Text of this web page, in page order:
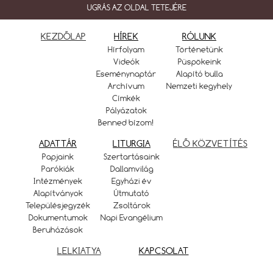
UGRÁS AZ OLDAL TETEJÉRE
KEZDŐLAP HÍREK
Hírfolyam
Videók
Eseménynaptár
Archívum
Címkék
Pályázatok
Benned bízom!
RÓLUNK
Történetünk
Püspökeink
Alapító bulla
Nemzeti kegyhely
ADATTÁR
Papjaink
Parókiák
Intézmények
Alapítványok
Településjegyzék
Dokumentumok
Beruházások
LITURGIA
Szertartásaink
Dallamvilág
Egyházi év
Útmutató
Zsoltárok
Napi Evangélium
ÉLŐ KÖZVETÍTÉS
LELKIATYA KAPCSOLAT